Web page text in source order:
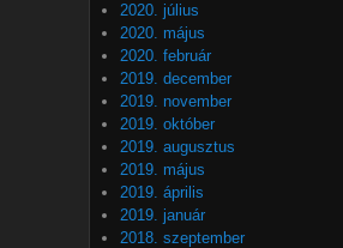
2020. július
2020. május
2020. február
2019. december
2019. november
2019. október
2019. augusztus
2019. május
2019. április
2019. január
2018. szeptember